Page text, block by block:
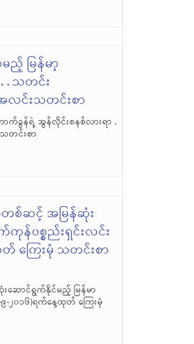
ည့် မြန်မာ့
. သတင်း
အလင်းသတင်းစာ
က်ခွန်ရဲ့ အွန်လိုင်းစနစ်လားရာ .
သတင်းစာ
တစ်ဆင့် အမြန်ဆုံး
န်ပစ္စည်းရှင်းလင်း
ကြေးမုံ သတင်းစာ
ဆောင်ရွက်နိုင်မည့် မြန်မာ
-၂၀၁၆)ရက်နေ့ထုတ် ကြေးမုံ